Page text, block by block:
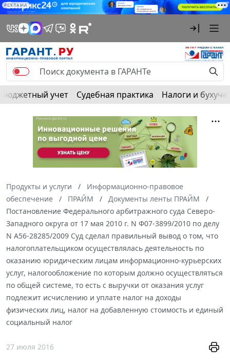
РЕКЛАМА
Бюджетный учет Судебная практика Налоги и
Продукты и услуги
Информационно-правовое
обеспечение
ПРАЙМ
Документы ленты ПРАЙМ
Постановление Федерального арбитражного суда Северо-
Западного округа от 17 мая 2010 г. N Ф07-3899/2010 по делу
N А56-28285/2009 Суд сделал правильный вывод о том, что
налогоплательщиком осуществлялась деятельность по
оказанию юридическим лицам информационно-курьерских
услуг, налогообложение по которым должно осуществляться
по общей системе, то есть с выручки от оказания услуг
подлежит исчислению и уплате налог на доходы
физических лиц, налог на добавленную стоимость и единый
социальный налог
27 июля 2016